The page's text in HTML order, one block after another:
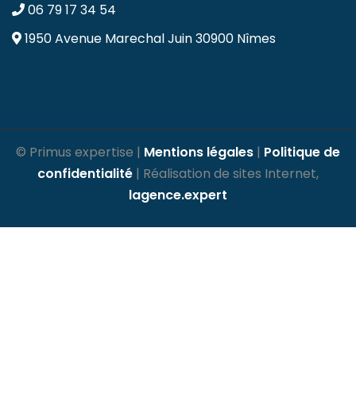
06 79 17 34 54
1950 Avenue Marechal Juin30900 Nîmes
© Primus expertise | Mentions légales | Politique de
confidentialité | Réalisation de sites Internet,
lagence.expert